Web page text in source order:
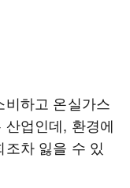
하고 온실가스
업인데, 환경에
차 잃을 수 있